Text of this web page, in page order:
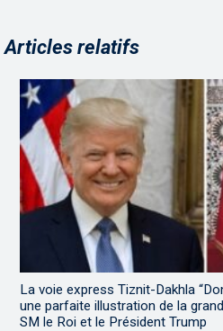
Articles relatifs
La voie express Tiznit-Dakhla
une parfaite illustration de la
SM le Roi et le Président Trump